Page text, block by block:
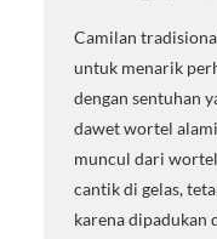
Camilan
untuk menarik
dengan sentuhan
dawet wortel
muncul dari
cantik di gelas,
karena dipadukan